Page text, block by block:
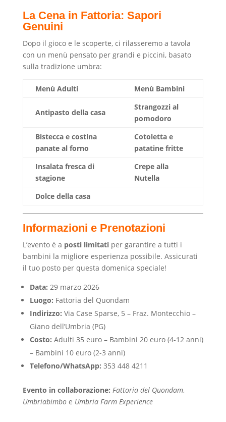
La Cena in Fattoria: Sapori
Genuini
Dopo il gioco e le scoperte, ci rilasseremo a tavola
con un menù pensato per grandi e piccini, basato
sulla tradizione umbra:
Menù Adulti Menù Bambini
Antipasto della casa
Strangozzi al
pomodoro
Bistecca e costina
panate al forno
Cotoletta e
patatine fritte
Insalata fresca di
stagione
Crepe alla
Nutella
Dolce della casa
Informazioni e Prenotazioni
L’evento è a posti limitatiper garantire a tutti i
bambini la migliore esperienza possibile. Assicurati
il tuo posto per questa domenica speciale!
Data: 29 marzo 2026
Luogo: Fattoria del Quondam
Indirizzo: Via Case Sparse, 5 – Fraz. Montecchio –
Giano dell’Umbria (PG)
Costo: Adulti 35 euro – Bambini 20 euro (4-12 anni)
– Bambini 10 euro (2-3 anni)
Telefono/WhatsApp: 353 448 4211
Evento in collaborazione: Fattoria del Quondam,
Umbriabimboe Umbria Farm Experience